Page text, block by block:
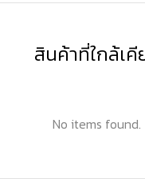
สินค้าที่ใกล้เคี
No items found.